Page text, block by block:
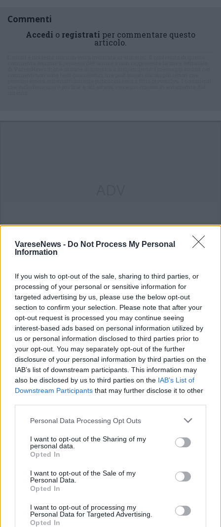
VareseNews - Do Not Process My Personal
Information
If you wish to opt-out of the sale, sharing to third parties, or
processing of your personal or sensitive information for
targeted advertising by us, please use the below opt-out
section to confirm your selection. Please note that after your
opt-out request is processed you may continue seeing
interest-based ads based on personal information utilized by
us or personal information disclosed to third parties prior to
your opt-out. You may separately opt-out of the further
disclosure of your personal information by third parties on the
IAB’s list of downstream participants. This information may
also be disclosed by us to third parties on the IAB’s List of
Downstream Participants that may further disclose it to other
Personal Data Processing Opt Outs
I want to opt-out of the Sharing of my
personal data.
Opted In
I want to opt-out of the Sale of my
Personal Data.
Opted In
I want to opt-out of processing my
Personal Data for Targeted Advertising.
Opted In
Commenti
Accedi o registrati per commentare questo
articolo.
ALTRE NOTIZIE DI LAVENO MOMBELLO
LAVENO MOMBELLO
Viabilità a Laveno Mombello: Civitas
rilancia su cavalcavia, traffico pesante e
passaggio a livello